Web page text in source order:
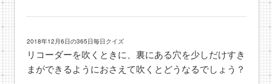
2018年12月6日の365日毎日クイズ
リコーダーを吹くときに、裏にある穴を少しだけすき
まができるようにおさえて吹くとどうなるでしょう？